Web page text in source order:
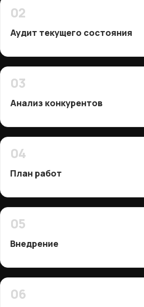
02
Аудит текущего состояния
03
Анализ конкурентов
04
План работ
05
Внедрение
06